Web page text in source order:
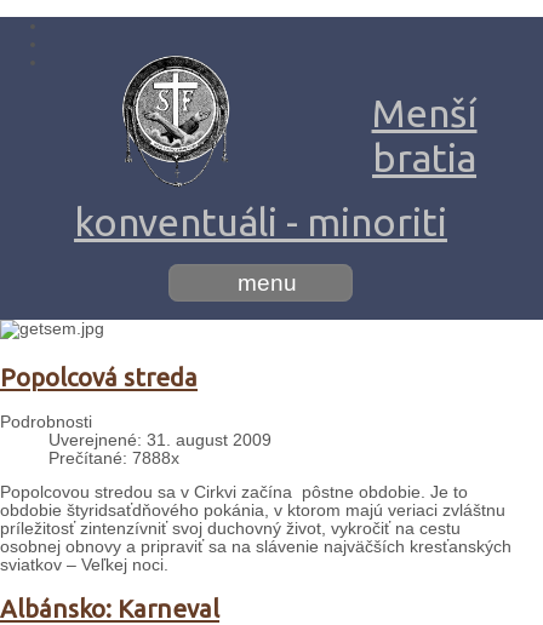
Menší
bratia
konventuáli - minoriti
menu
Popolcová streda
Podrobnosti
Uverejnené: 31. august 2009
Prečítané: 7888x
Popolcovou stredou sa v Cirkvi začína pôstne obdobie. Je to
obdobie štyridsaťdňového pokánia, v ktorom majú veriaci zvláštnu
príležitosť zintenzívniť svoj duchovný život, vykročiť na cestu
osobnej obnovy a pripraviť sa na slávenie najväčších kresťanských
sviatkov – Veľkej noci.
Albánsko: Karneval